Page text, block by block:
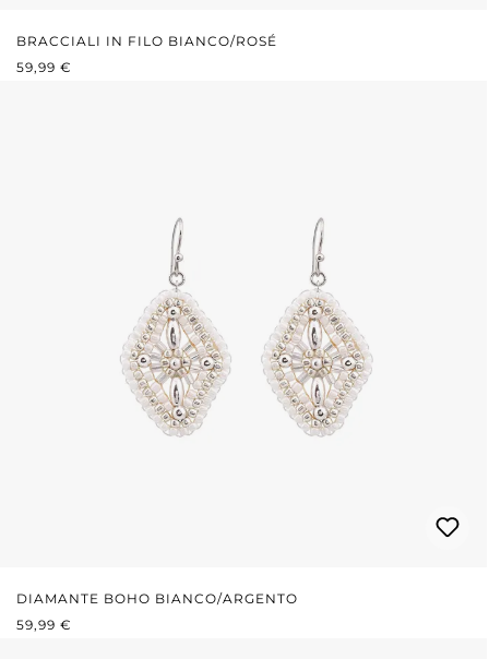
BRACCIALI IN FILO BIANCO/ROSÉ
PREZZO NORMALE:
59,99 €
DIAMANTE BOHO BIANCO/ARGENTO
PREZZO NORMALE:
59,99 €